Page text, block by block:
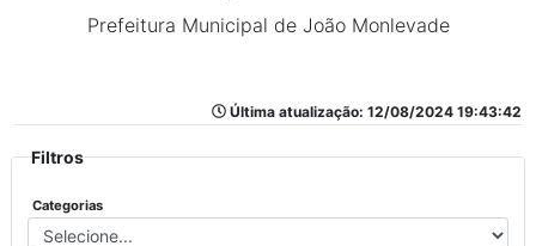
Prefeitura Municipal de João Monlevade
Última atualização: 12/08/2024 19:43:42
Filtros
Categorias